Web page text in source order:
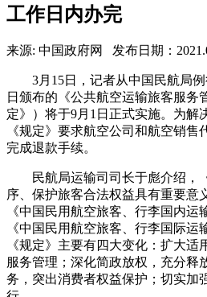
工作日内办完
来源: 中国政府网 发布日期：
3月15日，记者从中国民航局
日颁布的《公共航空运输旅客服务
定》）将于9月1日正式实施。为解
《规定》要求航空公司和航空销售
完成退款手续。
民航局运输司司长于彪介绍，
序、保护旅客合法权益具有重要意
《中国民用航空旅客、行李国内运
《中国民用航空旅客、行李国际运
《规定》主要有四大变化：扩大
服务管理；深化简政放权，充分释
务，突出消费者权益保护；切实加